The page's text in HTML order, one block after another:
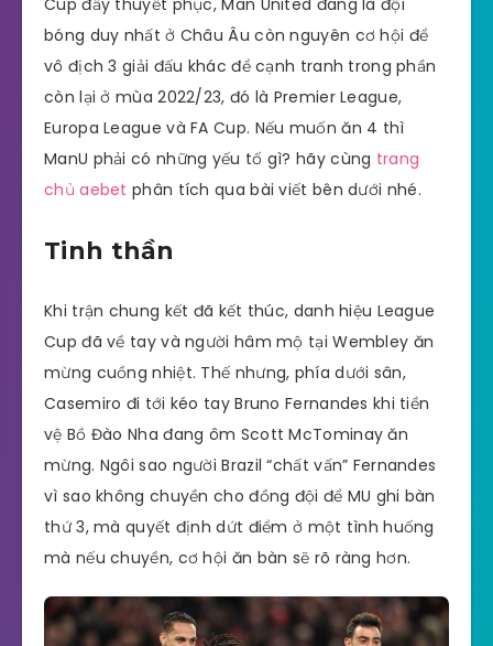
bóng duy nhất ở Châu Âu còn nguyên cơ hội để
vô địch 3 giải đấu khác để cạnh tranh trong phần
còn lại ở mùa 2022/23, đó là Premier League,
Europa League và FA Cup. Nếu muốn ăn 4 thì
ManU phải có những yếu tố gì? hãy cùng trang
chủ aebet phân tích qua bài viết bên dưới nhé.
Tinh thần
Khi trận chung kết đã kết thúc, danh hiệu League
Cup đã về tay và người hâm mộ tại Wembley ăn
mừng cuồng nhiệt. Thế nhưng, phía dưới sân,
Casemiro đi tới kéo tay Bruno Fernandes khi tiền
vệ Bồ Đào Nha đang ôm Scott McTominay ăn
mừng. Ngôi sao người Brazil “chất vấn” Fernandes
vì sao không chuyền cho đồng đội để MU ghi bàn
thứ 3, mà quyết định dứt điểm ở một tình huống
mà nếu chuyền, cơ hội ăn bàn sẽ rõ ràng hơn.